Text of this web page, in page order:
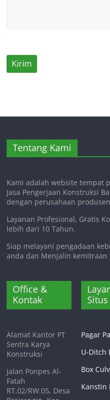
Tentang Kami
Kami adalah website tempat
Jasa Pengerjaan Konstruksi
dengan perusahaan
Layanan Profesional, Gratis
lebih dari 10 Tahun.
Siap melayani pengadaan
anda dan Menjalin kemitraan
Office &
Kontak
Alamat Kantor PT
Sentra Karya
Konstruksi
Jalan Ponpes Al-
Fatah
RT.02/RW.05, Desa
Situs
Pagar
U-Ditch
Box
Kanstin